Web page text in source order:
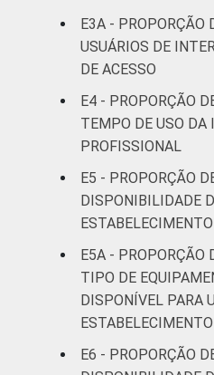
Essa tabela foi
Para mais
https://cetic.br/
correcao-dos-
1Base: 1.940
computador no
Respostas
entre fevereiro de
"Não utiliza" refere-
declararam não
E3A - PROPORÇÃO
USUÁRIOS DE
DE ACESSO
E4 - PROPORÇÃO
TEMPO DE USO
PROFISSIONAL
E5 - PROPORÇÃO
DISPONIBILIDADE
E5A - PROPORÇÃO
TIPO DE
DISPONÍVEL PARA
E6 - PROPORÇÃO